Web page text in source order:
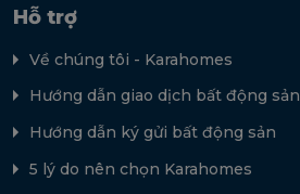
Hỗ trợ
Về chúng tôi - Karahomes
Hướng dẫn giao dịch bất động sản
Hướng dẫn ký gửi bất động sản
5 lý do nên chọn Karahomes